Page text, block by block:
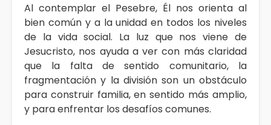
Al contemplar el Pesebre, Él nos orienta al
bien común y a la unidad en todos los niveles
de la vida social. La luz que nos viene de
Jesucristo, nos ayuda a ver con más claridad
que la falta de sentido comunitario, la
fragmentación y la división son un obstáculo
para construir familia, en sentido más amplio,
y para enfrentar los desafíos comunes.